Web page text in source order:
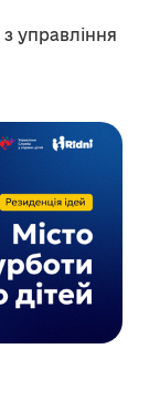
управління